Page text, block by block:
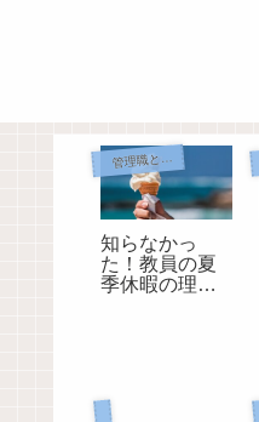
管理職として
知らなかっ
た！教員の夏
季休暇の理由
現職教育担当として